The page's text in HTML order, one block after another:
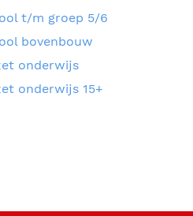
t/m groep 5/6
bovenbouw
onderwijs
onderwijs 15+